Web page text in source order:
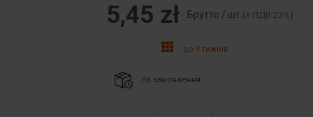
5,45 zł Брутто / шт.(з ПДВ 23%)
до 4 тижнів
На замовлення